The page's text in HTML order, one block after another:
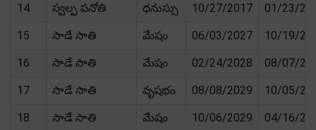
14 స్వల్ప పనోతి ధనుస్సు 10/27/2017 01/23/
15 సాడే సాతి మేషం 06/03/2027 10/19/
16 సాడే సాతి మేషం 02/24/2028 08/07/
17 సాడే సాతి వృషభం 08/08/2029 10/05/
18 సాడే సాతి మేషం 10/06/2029 04/16/